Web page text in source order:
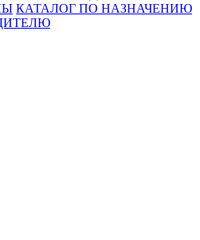
КАТАЛОГ ПО НАЗНАЧЕНИЮ